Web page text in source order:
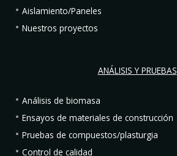
Aislamiento/Paneles
Nuestros proyectos
ANÁLISIS Y PRUEBAS
Análisis de biomasa
Ensayos de materiales de construcción
Pruebas de compuestos/plasturgia
Control de calidad